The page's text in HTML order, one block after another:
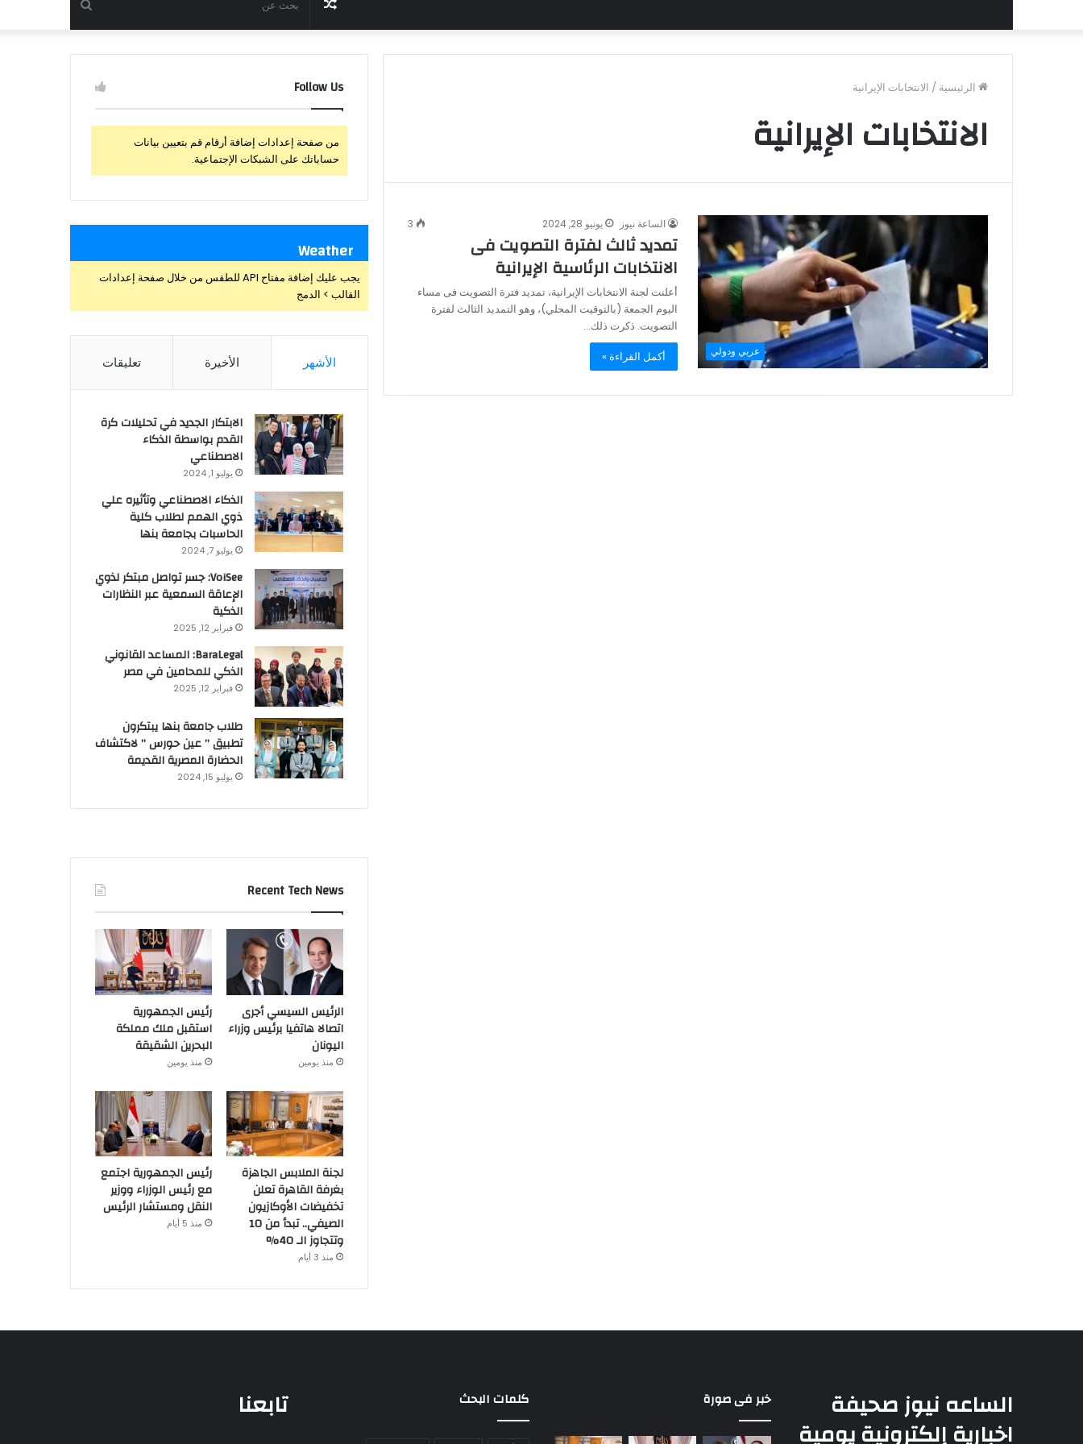
عن
مقال
عشوائي
الرئيسية / الانتخابات الإيرانية
الانتخابات الإيرانية
عربي ودولي
الساعة نيوز يونيو 28, 2024 3
تمديد ثالث لفترة التصويت فى
الانتخابات الرئاسية الإيرانية
أعلنت لجنة الانتخابات الإيرانية، تمديد فترة التصويت فى مساء
اليوم الجمعة (بالتوقيت المحلي)، وهو التمديد الثالث لفترة
التصويت. ذكرت ذلك…
أكمل القراءة »
Follow Us
من صفحة إعدادات إضافة أرقام قم بتعيين بيانات
حساباتك على الشبكات الإجتماعية.
Weather
يجب عليك إضافة مفتاح API للطقس من خلال صفحة إعدادات
القالب > الدمج
الأشهر الأخيرة تعليقات
الابتكار الجديد في تحليلات كرة
القدم بواسطة الذكاء
الاصطناعي
يوليو 1, 2024
الذكاء الاصطناعي وتأثيره علي
ذوي الهمم لطلاب كلية
الحاسبات بجامعة بنها
يوليو 7, 2024
VoiSee: جسر تواصل مبتكر لذوي
الإعاقة السمعية عبر النظارات
الذكية
فبراير 12, 2025
BaraLegal: المساعد القانوني
الذكي للمحامين في مصر
فبراير 12, 2025
طلاب جامعة بنها يبتكرون
تطبيق ” عين حورس ” لاكتشاف
الحضارة المصرية القديمة
يوليو 15, 2024
Recent Tech News
الرئيس السيسي أجرى
اتصالا هاتفيا برئيس وزراء
اليونان
منذ يومين
رئيس الجمهورية
استقبل ملك مملكة
البحرين الشقيقة
منذ يومين
لجنة الملابس الجاهزة
بغرفة القاهرة تعلن
تخفيضات الأوكازيون
الصيفي.. تبدأ من 10
وتتجاوز الـ 40%
منذ 3 أيام
رئيس الجمهورية اجتمع
مع رئيس الوزراء ووزير
النقل ومستشار الرئيس
منذ 5 أيام
الساعه نيوز صحيفة
اخبارية إلكترونية يومية
خبر فى صورة كلمات البحث تابعنا